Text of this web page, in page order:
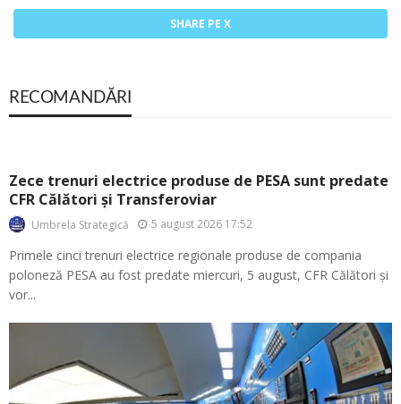
SHARE PE X
RECOMANDĂRI
Zece trenuri electrice produse de PESA sunt predate
CFR Călători și Transferoviar
Umbrela Strategică 5 august 2026 17:52
Primele cinci trenuri electrice regionale produse de compania
poloneză PESA au fost predate miercuri, 5 august, CFR Călători și
vor...